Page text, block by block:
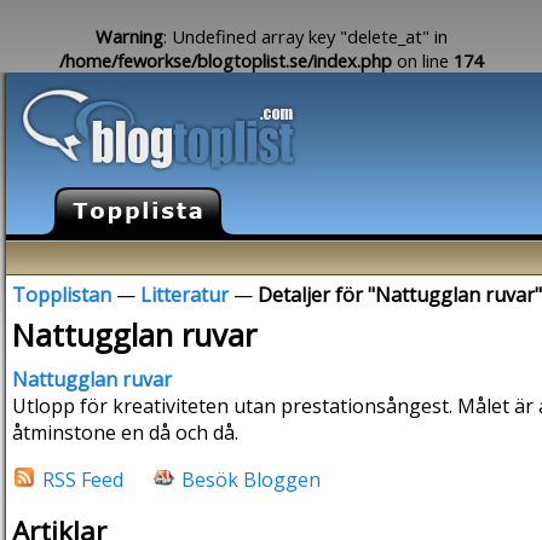
Warning: Undefined array key "delete_at" in
/home/feworkse/blogtoplist.se/index.php on line 174
Topplistan — Litteratur— Detaljer för "Nattugglan ruvar"
Nattugglan ruvar
Nattugglan ruvar
Utlopp för kreativiteten utan prestationsångest. Målet
åtminstone en då och då.
RSS Feed
Besök Bloggen
Artiklar